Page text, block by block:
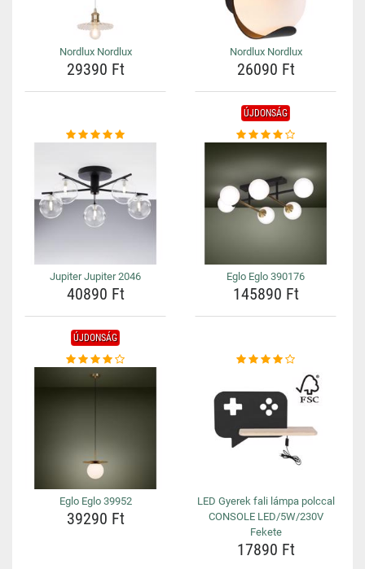
Nordlux Nordlux
29390 Ft
Nordlux Nordlux
26090 Ft
Jupiter Jupiter 2046
40890 Ft
ÚJDONSÁG
Eglo Eglo 390176
145890 Ft
ÚJDONSÁG
Eglo Eglo 39952
39290 Ft
LED Gyerek fali lámpa polccal
CONSOLE LED/5W/230V
Fekete
17890 Ft